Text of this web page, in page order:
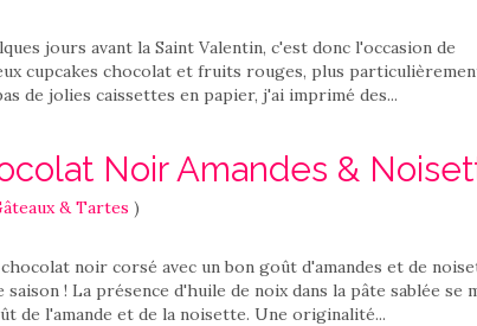
jours avant la Saint Valentin, c'est donc l'occasion de
cupcakes chocolat et fruits rouges, plus
de jolies caissettes en papier, j'ai imprimé des...
Noir Amandes &
& Tartes )
noir corsé avec un bon goût d'amandes et de
! La présence d'huile de noix dans la pâte sablée se
de l'amande et de la noisette. Une originalité...